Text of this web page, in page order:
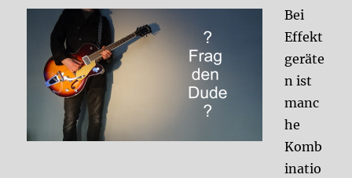
Bei
Effekt
geräte
n ist
manc
he
Komb
inatio